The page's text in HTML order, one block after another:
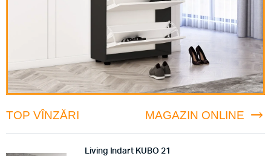
TOP VÎNZĂRI MAGAZIN ONLINE
Living Indart KUBO 21